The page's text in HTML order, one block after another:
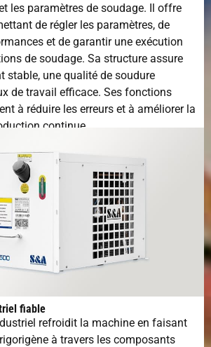
les paramètres de soudage. Il offre
de régler les paramètres, de
et de garantir une exécution
de soudage. Sa structure assure
stable, une qualité de soudure
de travail efficace. Ses fonctions
à réduire les erreurs et à améliorer la
continue.
fiable
refroidit la machine en faisant
à travers les composants